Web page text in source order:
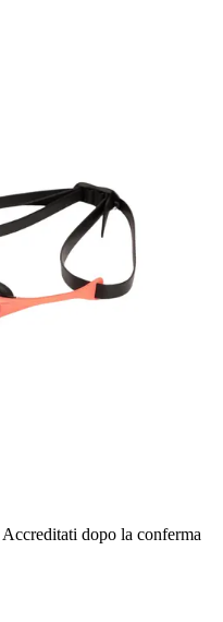
Accreditati dopo la conferma